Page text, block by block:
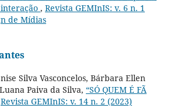
, Revista GEMInIS: v. 6 n. 1
de Mídias
Silva Vasconcelos, Bárbara Ellen
Paiva da Silva, “SÓ QUEM É FÃ
Revista GEMInIS: v. 14 n. 2 (2023)